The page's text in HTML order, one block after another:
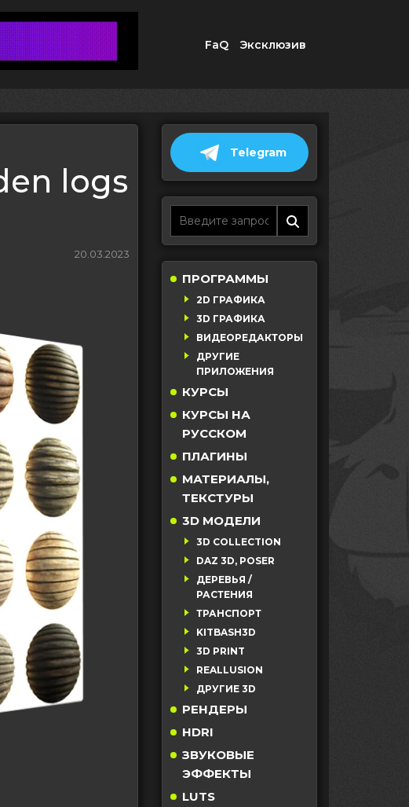
FaQ Эксклюзив
logs
20.03.2023
Telegram
ПРОГРАММЫ
2D ГРАФИКА
3D ГРАФИКА
ВИДЕОРЕДАКТОРЫ
ДРУГИЕ
ПРИЛОЖЕНИЯ
КУРСЫ
КУРСЫ НА
РУССКОМ
ПЛАГИНЫ
МАТЕРИАЛЫ,
ТЕКСТУРЫ
3D МОДЕЛИ
3D COLLECTION
DAZ 3D, POSER
ДЕРЕВЬЯ /
РАСТЕНИЯ
ТРАНСПОРТ
KITBASH3D
3D PRINT
REALLUSION
ДРУГИЕ 3D
РЕНДЕРЫ
HDRI
ЗВУКОВЫЕ
ЭФФЕКТЫ
LUTS